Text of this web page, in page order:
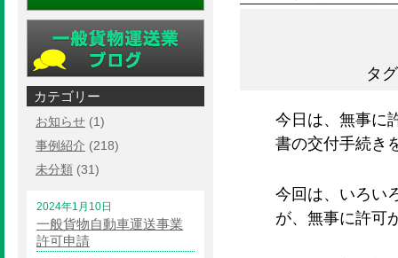
タ
今日は、無事に
書の交付手続き
今回は、いろい
が、無事に許可
カテゴリー
お知らせ (1)
事例紹介 (218)
未分類 (31)
2024年1月10日
一般貨物自動車運送事業
許可申請